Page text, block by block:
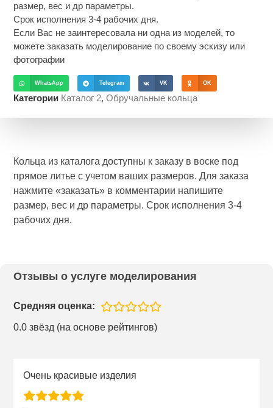
размер, вес и др параметры.
Срок исполнения 3-4 рабочих дня.
Если Вас не заинтересовала ни одна из моделей, то
можете заказать моделирование по своему эскизу или
фотографии
WhatsApp Telegram VK OK
Категории Каталог 2,Обручальные кольца
Кольца из каталога доступны к заказу в воске под
прямое литье с учетом ваших размеров. Для заказа
нажмите «заказать» в комментарии напишите
размер, вес и др параметры. Срок исполнения 3-4
рабочих дня.
Отзывы о услуге моделирования
Средняя оценка:
0.0 звёзд (на основе рейтингов)
Очень красивые изделия